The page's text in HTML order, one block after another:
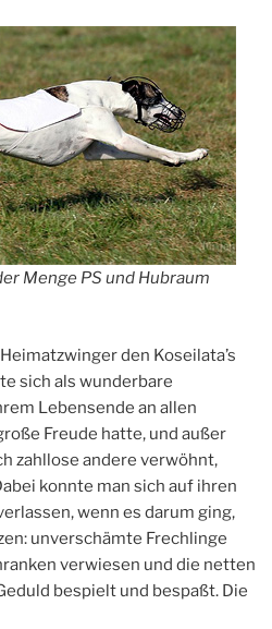
Menge PS und Hubraum
den Koseilata’s
sich als wunderbare
Lebensende an allen
Freude hatte, und außer
zahllose andere verwöhnt,
konnte man sich auf ihren
wenn es darum ging,
unverschämte Frechlinge
verwiesen und die netten
bespielt und bespaßt. Die